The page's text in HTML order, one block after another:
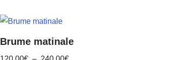
Brume matinale